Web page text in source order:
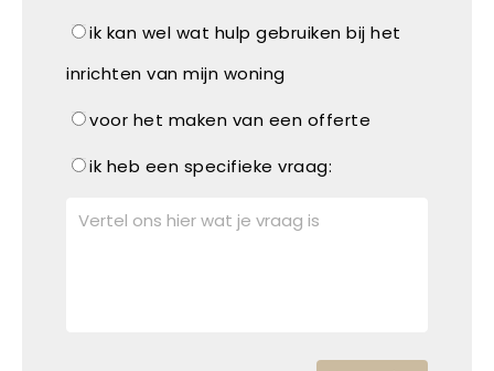
ik kan wel wat hulp gebruiken bij het
inrichten van mijn woning
voor het maken van een offerte
ik heb een specifieke vraag: